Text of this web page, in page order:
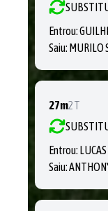
Entrou:
Saiu: MURILO
27m2T
Entrou:
Saiu: